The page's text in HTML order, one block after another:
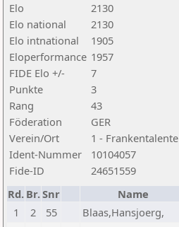
Elo
2130
Elo national
2130
Elo intnational
1905
Eloperformance 1957
FIDE Elo +/-
7
Punkte
3
Rang
43
Föderation
GER
Verein/Ort
1 - Frankentalente
Ident-Nummer
10104057
Fide-ID
24651559
Rd. Br.Snr Name
1
2 55 Blaas,Hansjoerg,